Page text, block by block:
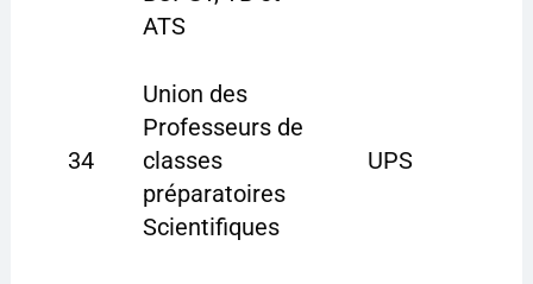
ATS
34
Union des
Professeurs de
classes
préparatoires
Scientifiques
UPS